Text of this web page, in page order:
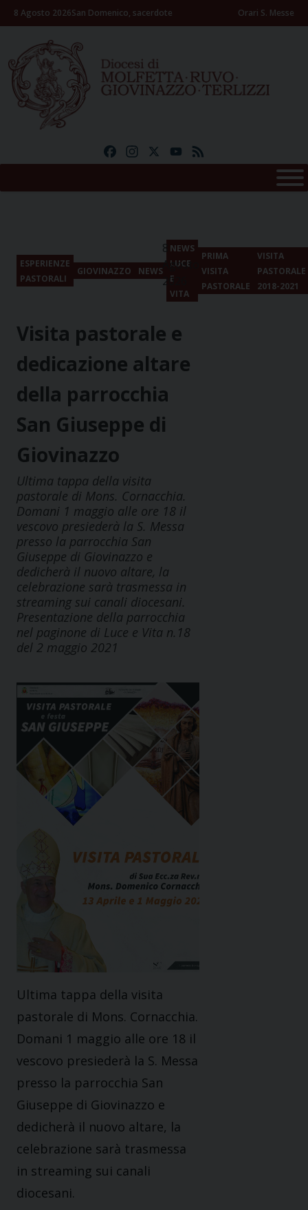
Skip8 Agosto 2026San Domenico, sacerdote Orari S. Messe
FacebookInstagramYouTube
ESPERIENZE
PASTORALI
GIOVINAZZO NEWS
NEWS
LUCE
E
VITA
PRIMA
VISITA
PASTORALE
VISITA
PASTORALE
2018-2021
8
Agosto
2026
Visita pastorale e
dedicazione altare
della parrocchia
San Giuseppe di
Giovinazzo
Ultima tappa della visita
pastorale di Mons. Cornacchia.
Domani 1 maggio alle ore 18 il
vescovo presiederà la S. Messa
presso la parrocchia San
Giuseppe di Giovinazzo e
dedicherà il nuovo altare, la
celebrazione sarà trasmessa in
streaming sui canali diocesani.
Presentazione della parrocchia
nel paginone di Luce e Vita n.18
del 2 maggio 2021
Ultima tappa della visita
pastorale di Mons. Cornacchia.
Domani 1 maggio alle ore 18 il
vescovo presiederà la S. Messa
presso la parrocchia San
Giuseppe di Giovinazzo e
dedicherà il nuovo altare, la
celebrazione sarà trasmessa
in streaming sui canali
diocesani.